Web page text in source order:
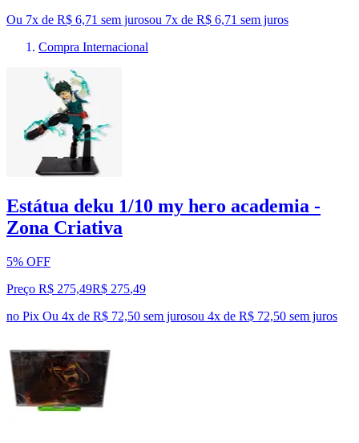
Ou 7x de R$ 6,71 sem jurosou 7x de R$ 6,71 sem juros
Compra Internacional
Estátua deku 1/10 my hero academia -
Zona Criativa
5% OFF
Preço R$ 275,49R$ 275,49
no Pix Ou 4x de R$ 72,50 sem jurosou 4x de R$ 72,50 sem juros